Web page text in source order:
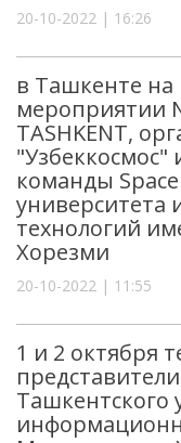
20-10-2022 | 16:26
в Ташкенте
мероприятии
TASHKENT,
"Узбеккосмос"
команды
технологий
Хорезми
20-10-2022 | 11:55
1 и 2 октября
Ташкентского